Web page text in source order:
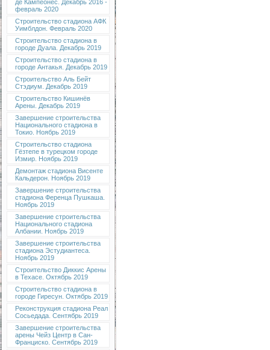
де Кампеонес. Декабрь 2016 -
февраль 2020
Строительство стадиона АФК
Уимблдон. Февраль 2020
Строительство стадиона в
городе Дуала. Декабрь 2019
Строительство стадиона в
городе Антакья. Декабрь 2019
Строительство Аль Бейт
Стэдиум. Декабрь 2019
Строительство Кишинёв
Арены. Декабрь 2019
Завершение строительства
Национального стадиона в
Токио. Ноябрь 2019
Строительство стадиона
Гёзтепе в турецком городе
Измир. Ноябрь 2019
Демонтаж стадиона Висенте
Кальдерон. Ноябрь 2019
Завершение строительства
стадиона Ференца Пушкаша.
Ноябрь 2019
Завершение строительства
Национального стадиона
Албании. Ноябрь 2019
Завершение строительства
стадиона Эстудиантеса.
Ноябрь 2019
Строительство Диккис Арены
в Техасе. Октябрь 2019
Строительство стадиона в
городе Гиресун. Октябрь 2019
Реконструкция стадиона Реал
Сосьедада. Сентябрь 2019
Завершение строительства
арены Чейз Центр в Сан-
Франциско. Сентябрь 2019